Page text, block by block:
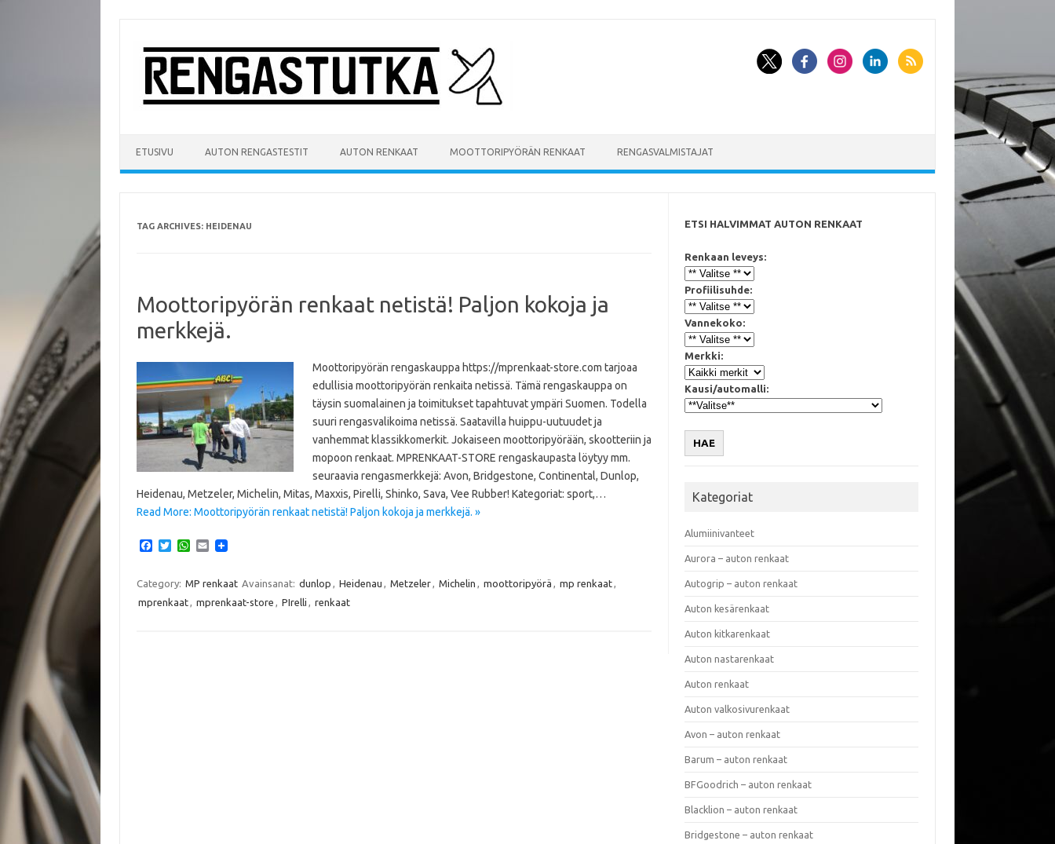
content
ETUSIVU AUTON RENGASTESTIT AUTON RENKAAT MOOTTORIPYÖRÄN RENKAAT RENGASVALMISTAJAT
TAG ARCHIVES: HEIDENAU
Moottoripyörän renkaat netistä! Paljon kokoja ja
merkkejä.
Moottoripyörän rengaskauppa https://mprenkaat-store.com tarjoaa
edullisia moottoripyörän renkaita netissä. Tämä rengaskauppa on
täysin suomalainen ja toimitukset tapahtuvat ympäri Suomen. Todella
suuri rengasvalikoima netissä. Saatavilla huippu-uutuudet ja
vanhemmat klassikkomerkit. Jokaiseen moottoripyörään, skootteriin ja
mopoon renkaat. MPRENKAAT-STORE rengaskaupasta löytyy mm.
seuraavia rengasmerkkejä: Avon, Bridgestone, Continental, Dunlop,
Heidenau, Metzeler, Michelin, Mitas, Maxxis, Pirelli, Shinko, Sava, Vee Rubber! Kategoriat: sport,…
Read More: Moottoripyörän renkaat netistä! Paljon kokoja ja merkkejä. »
e
o
T
t
e
W
t
A
E
i
Category: MP renkaat Avainsanat: dunlop , Heidenau , Metzeler, Michelin , moottoripyörä , mp renkaat,
mprenkaat, mprenkaat-store , PIrelli , renkaat
ETSI HALVIMMAT AUTON RENKAAT
Renkaan leveys:
Profiilisuhde:
Vannekoko:
Merkki:
Kausi/automalli:
HAE
Kategoriat
Alumiinivanteet
Aurora – auton renkaat
Autogrip – auton renkaat
Auton kesärenkaat
Auton kitkarenkaat
Auton nastarenkaat
Auton renkaat
Auton valkosivurenkaat
Avon – auton renkaat
Barum – auton renkaat
BFGoodrich – auton renkaat
Blacklion – auton renkaat
Bridgestone – auton renkaat